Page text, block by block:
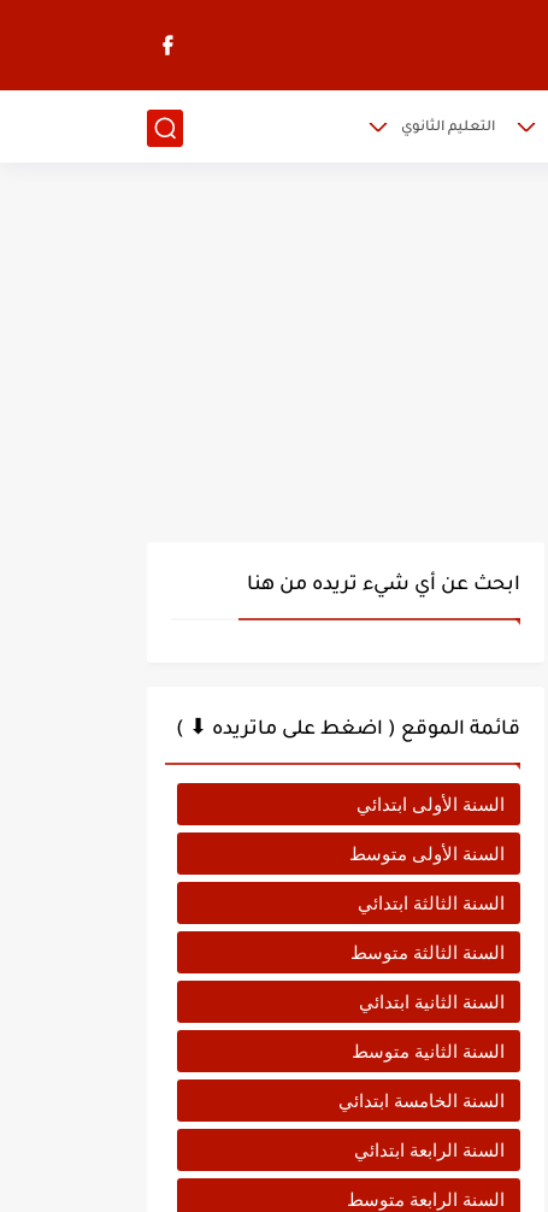
التعليم الثانوي
ابحث عن أي شيء تريده من هنا
قائمة الموقع ( اضغط على ماتريده ⬇ )
السنة الأولى ابتدائي
السنة الأولى متوسط
السنة الثالثة ابتدائي
السنة الثالثة متوسط
السنة الثانية ابتدائي
السنة الثانية متوسط
السنة الخامسة ابتدائي
السنة الرابعة ابتدائي
السنة الرابعة متوسط